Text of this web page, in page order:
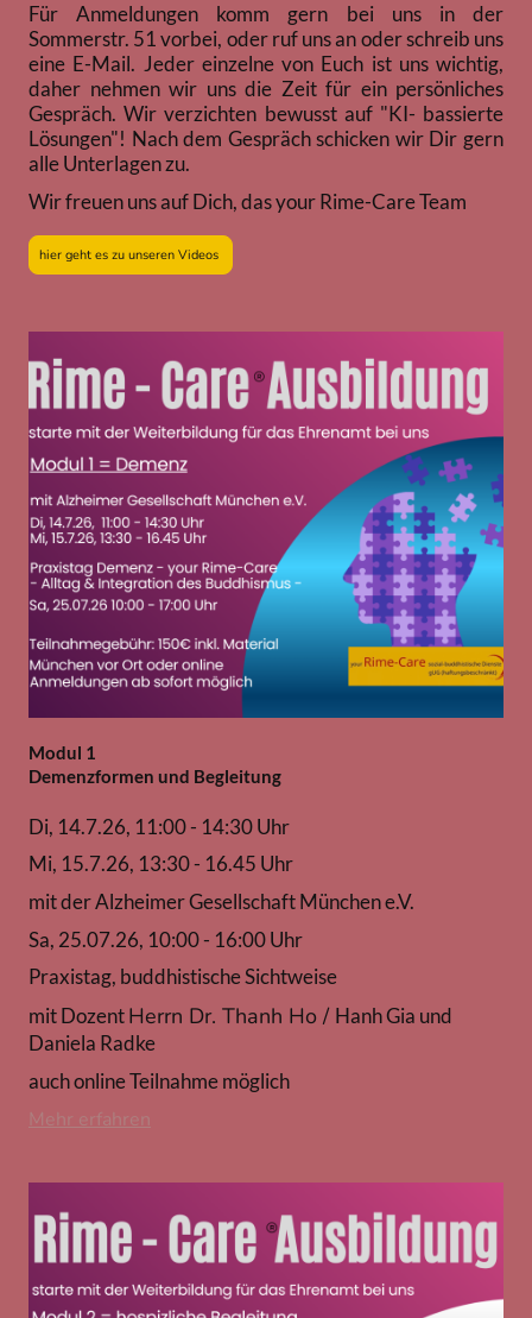
Für Anmeldungen komm gern bei uns in der
Sommerstr. 51 vorbei, oder ruf uns an oder schreib uns
eine E-Mail. Jeder einzelne von Euch ist uns wichtig,
daher nehmen wir uns die Zeit für ein persönliches
Gespräch. Wir verzichten bewusst auf "KI- bassierte
Lösungen"! Nach dem Gespräch schicken wir Dir gern
alle Unterlagen zu.
Wir freuen uns auf Dich, das your Rime-Care Team
hier geht es zu unseren Videos
Modul 1
Demenzformen und Begleitung
Di, 14.7.26, 11:00 - 14:30 Uhr
Mi, 15.7.26, 13:30 - 16.45 Uhr
mit derAlzheimer Gesellschaft München e.V.
Sa, 25.07.26, 10:00 - 16:00 Uhr
Praxistag, buddhistische Sichtweise
mit DozentHerrn Dr. Thanh Ho / Hanh Gia und
Daniela Radke
auch online Teilnahme möglich
Mehr erfahren